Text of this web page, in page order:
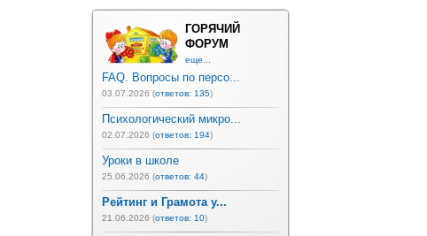
ГОРЯЧИЙ
ФОРУМ
еще...
FAQ. Вопросы по персо...
03.07.2026 (ответов: 135)
Психологический микро...
02.07.2026 (ответов: 194)
Уроки в школе
25.06.2026 (ответов: 44)
Рейтинг и Грамота у...
21.06.2026 (ответов: 10)